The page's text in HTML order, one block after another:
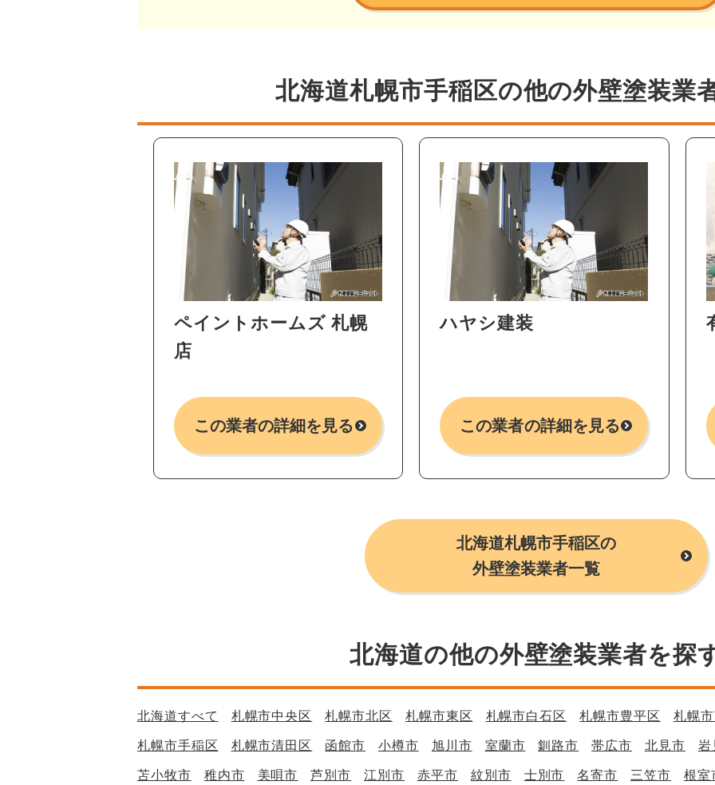
北海道札幌市手稲区の他の外壁塗装業
ペイントホームズ 札幌
店
この業者の詳細を見る
ハヤシ建装
この業者の詳細を見る
北海道札幌市手稲区の
外壁塗装業者一覧
北海道の他の外壁塗装業者を探
北海道すべて 札幌市中央区 札幌市北区 札幌市東区 札幌市白石区 札幌市豊平区 札幌
札幌市手稲区 札幌市清田区 函館市 小樽市 旭川市 室蘭市 釧路市 帯広市 北見市 岩
苫小牧市 稚内市 美唄市 芦別市 江別市 赤平市 紋別市 士別市 名寄市 三笠市 根室